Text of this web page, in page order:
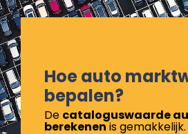
Hoe auto
bepalen?
De cataloguswaarde
berekenenis